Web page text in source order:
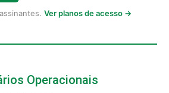
Ver planos de acesso →
Operacionais